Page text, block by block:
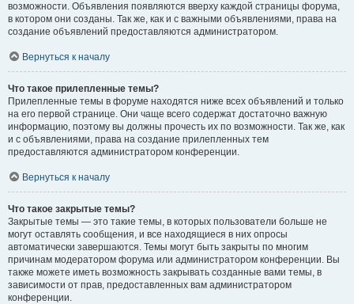
возможности. Объявления появляются вверху каждой страницы форума,
в котором они созданы. Так же, как и с важными объявлениями, права на
создание объявлений предоставляются администратором.
Вернуться к началу
Что такое прилепленные темы?
Прилепленные темы в форуме находятся ниже всех объявлений и только
на его первой странице. Они чаще всего содержат достаточно важную
информацию, поэтому вы должны прочесть их по возможности. Так же, как
и с объявлениями, права на создание прилепленных тем
предоставляются администратором конференции.
Вернуться к началу
Что такое закрытые темы?
Закрытые темы — это такие темы, в которых пользователи больше не
могут оставлять сообщения, и все находящиеся в них опросы
автоматически завершаются. Темы могут быть закрыты по многим
причинам модератором форума или администратором конференции. Вы
также можете иметь возможность закрывать созданные вами темы, в
зависимости от прав, предоставленных вам администратором
конференции.